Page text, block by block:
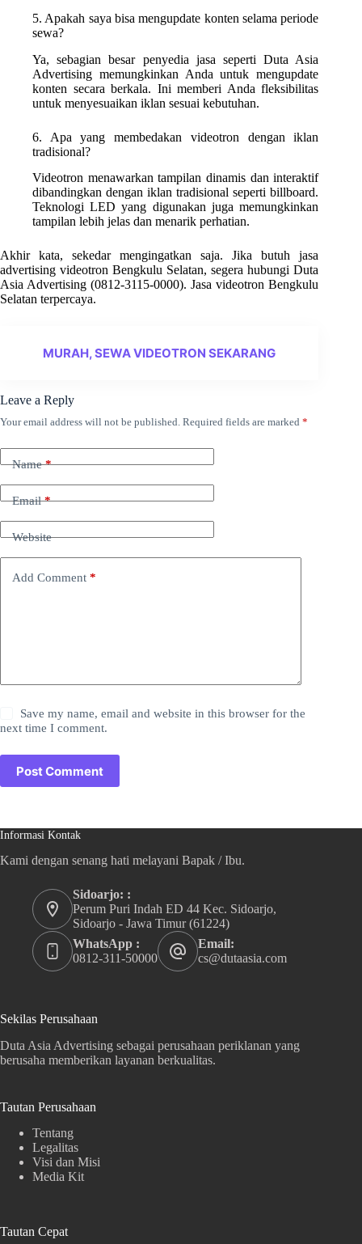
5. Apakah saya bisa mengupdate konten selama periode
sewa?
Ya, sebagian besar penyedia jasa seperti Duta Asia
Advertising memungkinkan Anda untuk mengupdate
konten secara berkala. Ini memberi Anda fleksibilitas
untuk menyesuaikan iklan sesuai kebutuhan.
6. Apa yang membedakan videotron dengan iklan
tradisional?
Videotron menawarkan tampilan dinamis dan interaktif
dibandingkan dengan iklan tradisional seperti billboard.
Teknologi LED yang digunakan juga memungkinkan
tampilan lebih jelas dan menarik perhatian.
Akhir kata, sekedar mengingatkan saja. Jika butuh jasa
advertising videotron Bengkulu Selatan, segera hubungi Duta
Asia Advertising (0812-3115-0000). Jasa videotron Bengkulu
Selatan terpercaya.
MURAH, SEWA VIDEOTRON SEKARANG
Leave a Reply
Your email address will not be published. Required fields are marked *
Name*
Email*
Website
Add Comment *
Save my name, email and website in this browser for the
next time I comment.
Post Comment
Informasi Kontak
Kami dengan senang hati melayani Bapak / Ibu.
Sidoarjo: :
Perum Puri Indah ED 44 Kec. Sidoarjo,
Sidoarjo - Jawa Timur (61224)
WhatsApp :
0812-311-50000
Email:
cs@dutaasia.com
Sekilas Perusahaan
Duta Asia Advertising sebagai perusahaan periklanan yang
berusaha memberikan layanan berkualitas.
Tautan Perusahaan
Tentang
Legalitas
Visi dan Misi
Media Kit
Tautan Cepat